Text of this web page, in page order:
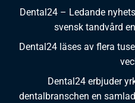
Dental24 – Ledande
svensk tandvård
Dental24 läses av flera
Dental24 erbjuder
dentalbranschen en